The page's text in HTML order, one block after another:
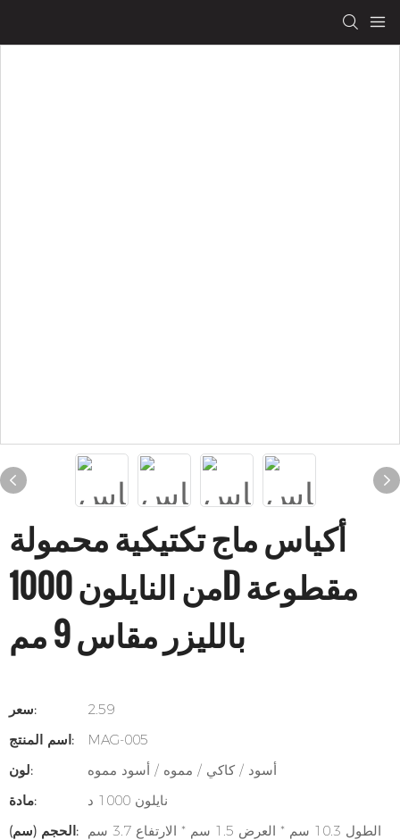
أكياس ماج تكتيكية محمولة
من النايلون 1000D مقطوعة
بالليزر مقاس 9 مم
سعر:
2.59
اسم المنتج:
MAG-005
لون:
أسود / كاكي / مموه / أسود مموه
مادة:
نايلون 1000 د
الحجم (سم):
الطول 10.3 سم * العرض 1.5 سم * الارتفاع 3.7 سم